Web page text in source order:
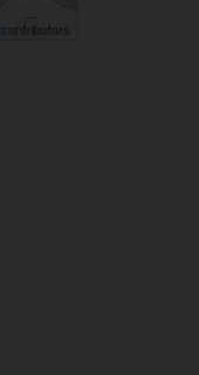
contributors